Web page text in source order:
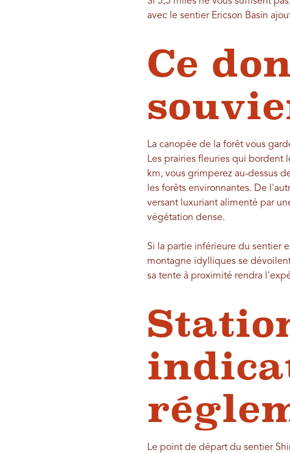
avec le sentier Ericson Basin
Ce
La canopée de la forêt vous
Les prairies fleuries qui bordent
km, vous grimperez au-dessus
les forêts environnantes. De
versant luxuriant alimenté par
végétation dense.
Si la partie inférieure du sentier
montagne idylliques se
sa tente à proximité rendra
Le point de départ du sentier